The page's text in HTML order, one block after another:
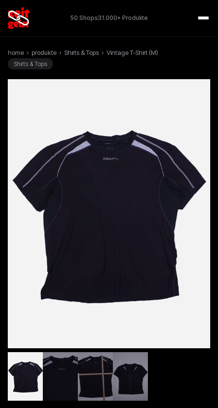
50 Shops31.000+ Produkte
home › produkte › Shirts & Tops › Vintage T-Shirt (M)
Shirts & Tops